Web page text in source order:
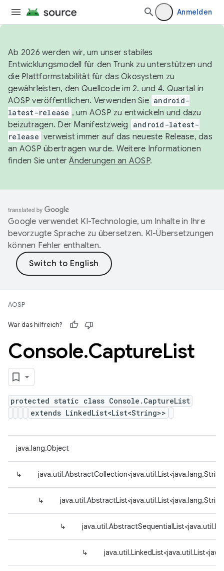
Anmelden
Ab 2026 werden wir, um unser stabiles
Entwicklungsmodell für den Trunk zu unterstützen und
die Plattformstabilität für das Ökosystem zu
gewährleisten, den Quellcode im 2. und 4. Quartal in
AOSP veröffentlichen. Verwenden Sie android-
latest-release , um AOSP zu entwickeln und dazu
beizutragen. Der Manifestzweig
android-latest-
release verweist immer auf das neueste Release, das
an AOSP übertragen wurde. Weitere Informationen
finden Sie unterÄnderungen an AOSP.
Google verwendet KI-Technologie, um Inhalte in Ihre
bevorzugte Sprache zu übersetzen. KI-Übersetzungen
können Fehler enthalten.
AOSP
War das hilfreich?
Console.CaptureList
protected static class Console.CaptureList
extends LinkedList<List<String>>
java.lang.Object
↳
↳
↳
↳